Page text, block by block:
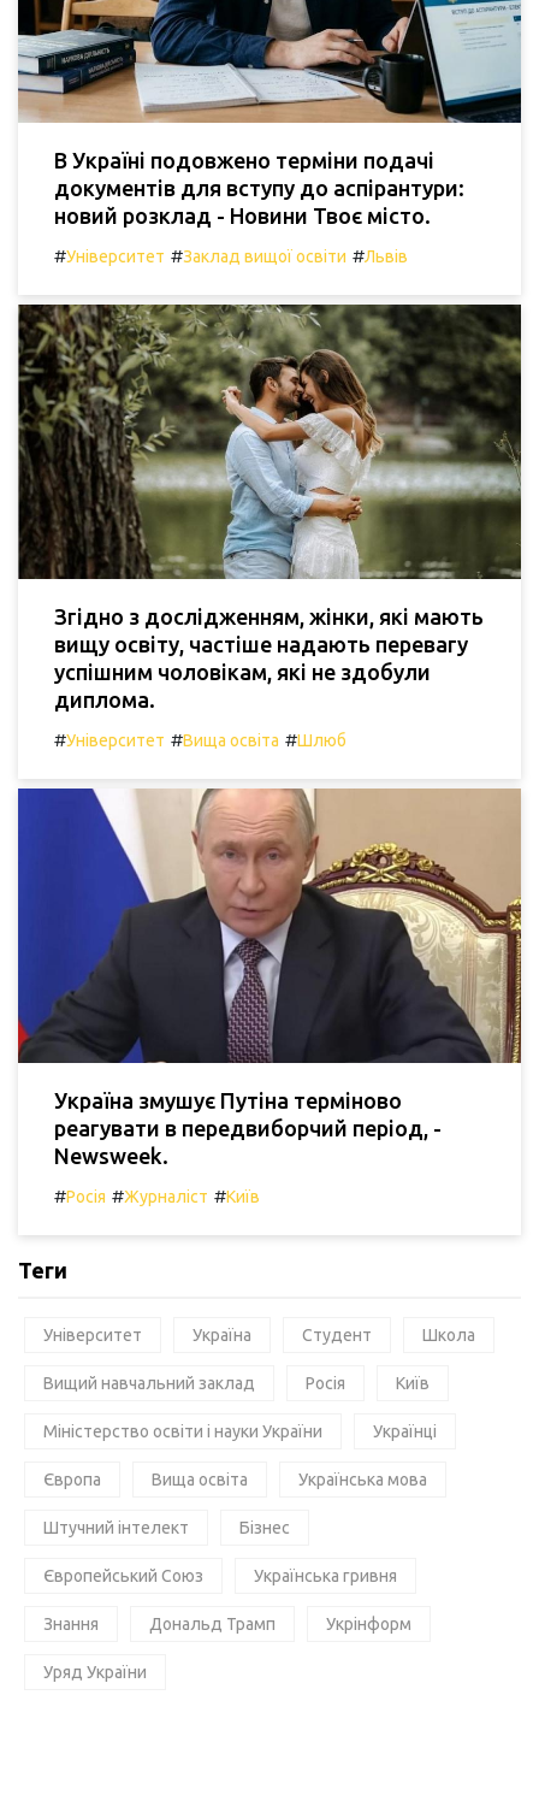
В Україні подовжено терміни подачі
документів для вступу до аспірантури:
новий розклад - Новини Твоє місто.
#Університет #Заклад вищої освіти #Львів
Згідно з дослідженням, жінки, які мають
вищу освіту, частіше надають перевагу
успішним чоловікам, які не здобули
диплома.
#Університет #Вища освіта #Шлюб
Україна змушує Путіна терміново
реагувати в передвиборчий період, -
Newsweek.
#Росія #Журналіст #Київ
Теги
Університет Україна Студент Школа
Вищий навчальний заклад Росія Київ
Міністерство освіти і науки України Українці
Європа Вища освіта Українська мова
Штучний інтелект Бізнес
Європейський Союз Українська гривня
Знання Дональд Трамп Укрінформ
Уряд України